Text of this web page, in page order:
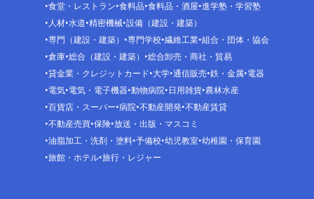
食堂・レストラン 食料品 食料品・酒屋 進学塾・学習塾
人材 水道 精密機械 設備（建設・建築）
専門（建設・建築）
専門学校 繊維工業 組合・団体・協会
倉庫 総合（建設・建築）
総合卸売・商社・貿易
貸金業・クレジットカード 大学 通信販売 鉄・金属 電器
電気 電気・電子機器 動物病院 日用雑貨 農林水産
百貨店・スーパー 病院 不動産開発 不動産賃貸
不動産売買 保険 放送・出版・マスコミ
油脂加工・洗剤・塗料 予備校 幼児教室 幼稚園・保育園
旅館・ホテル 旅行・レジャー